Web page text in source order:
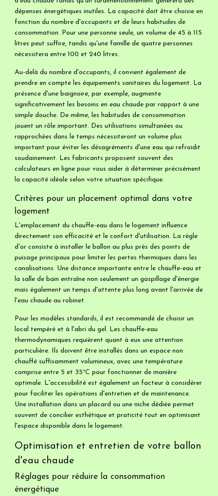
dépenses énergétiques inutiles. La capacité doit être choisie en
fonction du nombre d'occupants et de leurs habitudes de
consommation. Pour une personne seule, un volume de 45 à 115
litres peut suffire, tandis qu'une famille de quatre personnes
nécessitera entre 100 et 240 litres.
Au-delà du nombre d'occupants, il convient également de
prendre en compte les équipements sanitaires du logement. La
présence d'une baignoire, par exemple, augmente
significativement les besoins en eau chaude par rapport à une
simple douche. De même, les habitudes de consommation
jouent un rôle important. Des utilisations simultanées ou
rapprochées dans le temps nécessiteront un volume plus
important pour éviter les désagréments d'une eau qui refroidit
soudainement. Les fabricants proposent souvent des
calculateurs en ligne pour vous aider à déterminer précisément
la capacité idéale selon votre situation spécifique.
Critères pour un placement optimal dans votre
logement
L'emplacement du chauffe-eau dans le logement influence
directement son efficacité et le confort d'utilisation. La règle
d'or consiste à installer le ballon au plus près des points de
puisage principaux pour limiter les pertes thermiques dans les
canalisations. Une distance importante entre le chauffe-eau et
la salle de bain entraîne non seulement un gaspillage d'énergie
mais également un temps d'attente plus long avant l'arrivée de
l'eau chaude au robinet.
Pour les modèles standards, il est recommandé de choisir un
local tempéré et à l'abri du gel. Les chauffe-eau
thermodynamiques requièrent quant à eux une attention
particulière. Ils doivent être installés dans un espace non
chauffé suffisamment volumineux, avec une température
comprise entre 5 et 35°C pour fonctionner de manière
optimale. L'accessibilité est également un facteur à considérer
pour faciliter les opérations d'entretien et de maintenance.
Une installation dans un placard ou une niche dédiée permet
souvent de concilier esthétique et praticité tout en optimisant
l'espace disponible dans le logement.
Optimisation et entretien de votre ballon
d'eau chaude
Réglages pour réduire la consommation
énergétique